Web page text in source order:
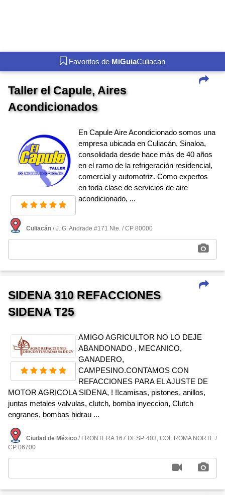
Favoritos de MiGuiaCuliacan
Taller el Capule, Aires
Acondicionados
En Capule Aire Acondicionado somos una
empresa ubicada en Culiacán, Sinaloa,
consolidada desde hace más de 40 años
en el ramo de la refrigeración residencial,
comercial y automotriz. Como expertos
en toda clase de servicios de aire
acondicionado, ...
Culiacán / J. G. Andrade #171 Nte. / CP 80000
SIDENA 310 REFACCIONES
SIDENA T25
AMIGO AGRICULTOR NO LO DEJE
ABANDONADO , MECANICO,
GANADERO,
CAMPESINO.CONTAMOS CON
REFACCIONES PARA EL AJUSTE DE
MOTOR AGRICOLA SIDENA, ! !!camisas, pistones, anillos,
juntas metales valvulas, clutch, bomba inyeccion, Clutch
engranes, bombas hidrau ...
Ciudad de México / FRONTERA 167 DESP. 403, COL ROMA NORTE /
CP 06700